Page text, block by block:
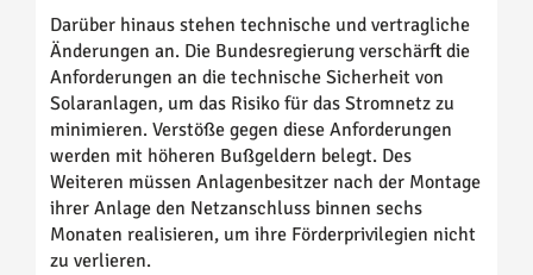
Darüber hinaus stehen technische und vertragliche
Änderungen an. Die Bundesregierung verschärft die
Anforderungen an die technische Sicherheit von
Solaranlagen, um das Risiko für das Stromnetz zu
minimieren. Verstöße gegen diese Anforderungen
werden mit höheren Bußgeldern belegt. Des
Weiteren müssen Anlagenbesitzer nach der Montage
ihrer Anlage den Netzanschluss binnen sechs
Monaten realisieren, um ihre Förderprivilegien nicht
zu verlieren.